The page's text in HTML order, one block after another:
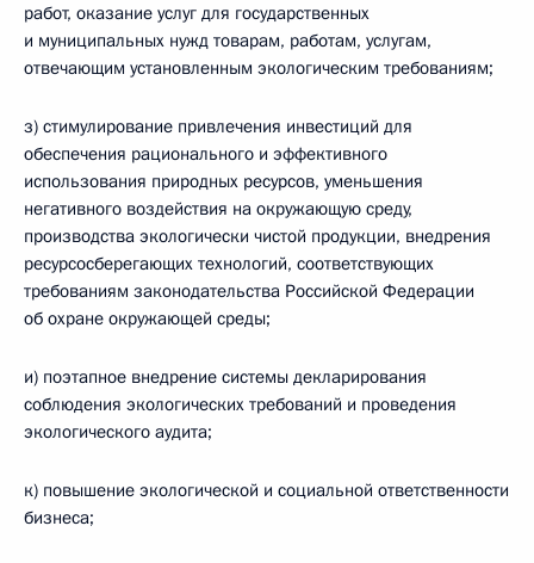
работ, оказание услуг для государственных
и муниципальных нужд товарам, работам, услугам,
отвечающим установленным экологическим требованиям;
з) стимулирование привлечения инвестиций для
обеспечения рационального и эффективного
использования природных ресурсов, уменьшения
негативного воздействия на окружающую среду,
производства экологически чистой продукции, внедрения
ресурсосберегающих технологий, соответствующих
требованиям законодательства Российской Федерации
об охране окружающей среды;
и) поэтапное внедрение системы декларирования
соблюдения экологических требований и проведения
экологического аудита;
к) повышение экологической и социальной ответственности
бизнеса;